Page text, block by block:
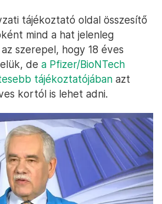
tájékoztató oldal összesítő
mind a hat jelenleg
szerepel, hogy 18 éves
de a Pfizer/BioNTech
tájékoztatójában azt
kortól is lehet adni.